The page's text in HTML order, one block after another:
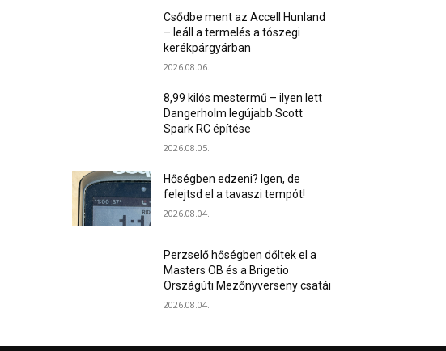
Csődbe ment az Accell Hunland
– leáll a termelés a tószegi
kerékpárgyárban
2026.08.06.
8,99 kilós mestermű – ilyen lett
Dangerholm legújabb Scott
Spark RC építése
2026.08.05.
Hőségben edzeni? Igen, de
felejtsd el a tavaszi tempót!
2026.08.04.
Perzselő hőségben dőltek el a
Masters OB és a Brigetio
Országúti Mezőnyverseny csatái
2026.08.04.